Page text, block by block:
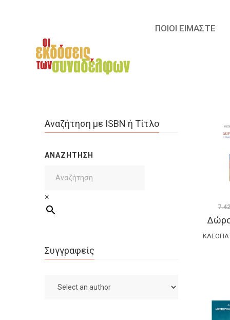
ΠΟΙΟΙ ΕΙΜΑΣΤΕ
7.42
Αναζήτηση με ISBN ή Τίτλο
ΑΝΑΖΉΤΗΣΗ
×
Συγγραφείς